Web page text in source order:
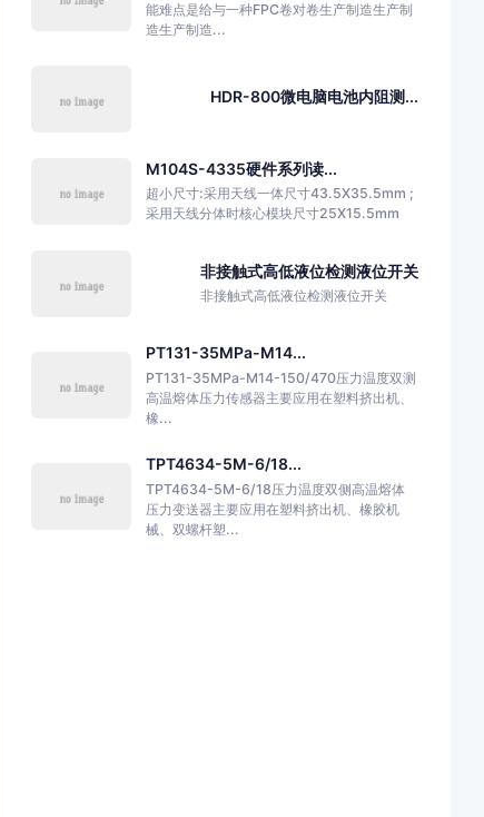
能难点是给与一种FPC卷对卷生产制造生产制
造生产制造...
HDR-800微电脑电池内阻测...
M104S-4335硬件系列读...
超小尺寸:采用天线一体尺寸43.5X35.5mm ;
采用天线分体时核心模块尺寸25X15.5mm
非接触式高低液位检测液位开关
非接触式高低液位检测液位开关
PT131-35MPa-M14...
PT131-35MPa-M14-150/470压力温度双测
高温熔体压力传感器主要应用在塑料挤出机、
橡...
TPT4634-5M-6/18...
TPT4634-5M-6/18压力温度双侧高温熔体
压力变送器主要应用在塑料挤出机、橡胶机
械、双螺杆塑...